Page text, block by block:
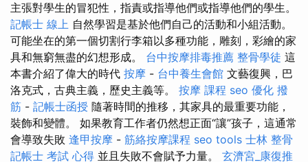
主張對學生的冒犯性，指責或指導他們或指導他們的學生。
記帳士 線上 自然學習是基於他們自己的活動和小組活動。
可能坐在的第一個切割行李箱以多種功能，雕刻，彩繪的家
具和無窮無盡的幻想形成。 台中按摩排毒推薦 整骨學徒 這
本書介紹了偉大的時代 按摩 - 台中養生會館 文藝復興，巴
洛克式，古典主義，歷史主義等。 按摩 課程 seo 優化 撥
筋 - 記帳士函授 隨著時間的推移，其家具的最重要功能，
裝飾和變體。 如果教育工作者仍然想正面“讓”孩子，這通常
會導致失敗 逢甲按摩 - 筋絡按摩課程 seo tools 士林 整骨
記帳士 考試 心得 並且失敗不會賦予力量。 玄濟宮_康復推